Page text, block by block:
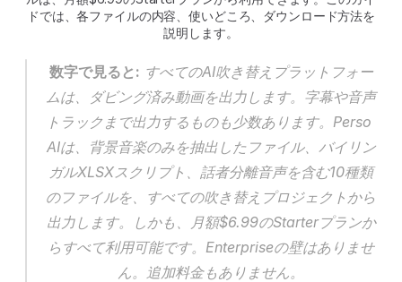
ドでは、各ファイルの内容、使いどころ、ダウンロード方法を
説明します。
数字で見ると: すべてのAI吹き替えプラットフォー
ムは、ダビング済み動画を出力します。字幕や音声
トラックまで出力するものも少数あります。Perso
AIは、背景音楽のみを抽出したファイル、バイリン
ガルXLSXスクリプト、話者分離音声を含む10種類
のファイルを、すべての吹き替えプロジェクトから
出力します。しかも、月額$6.99のStarterプランか
らすべて利用可能です。Enterpriseの壁はありませ
ん。追加料金もありません。